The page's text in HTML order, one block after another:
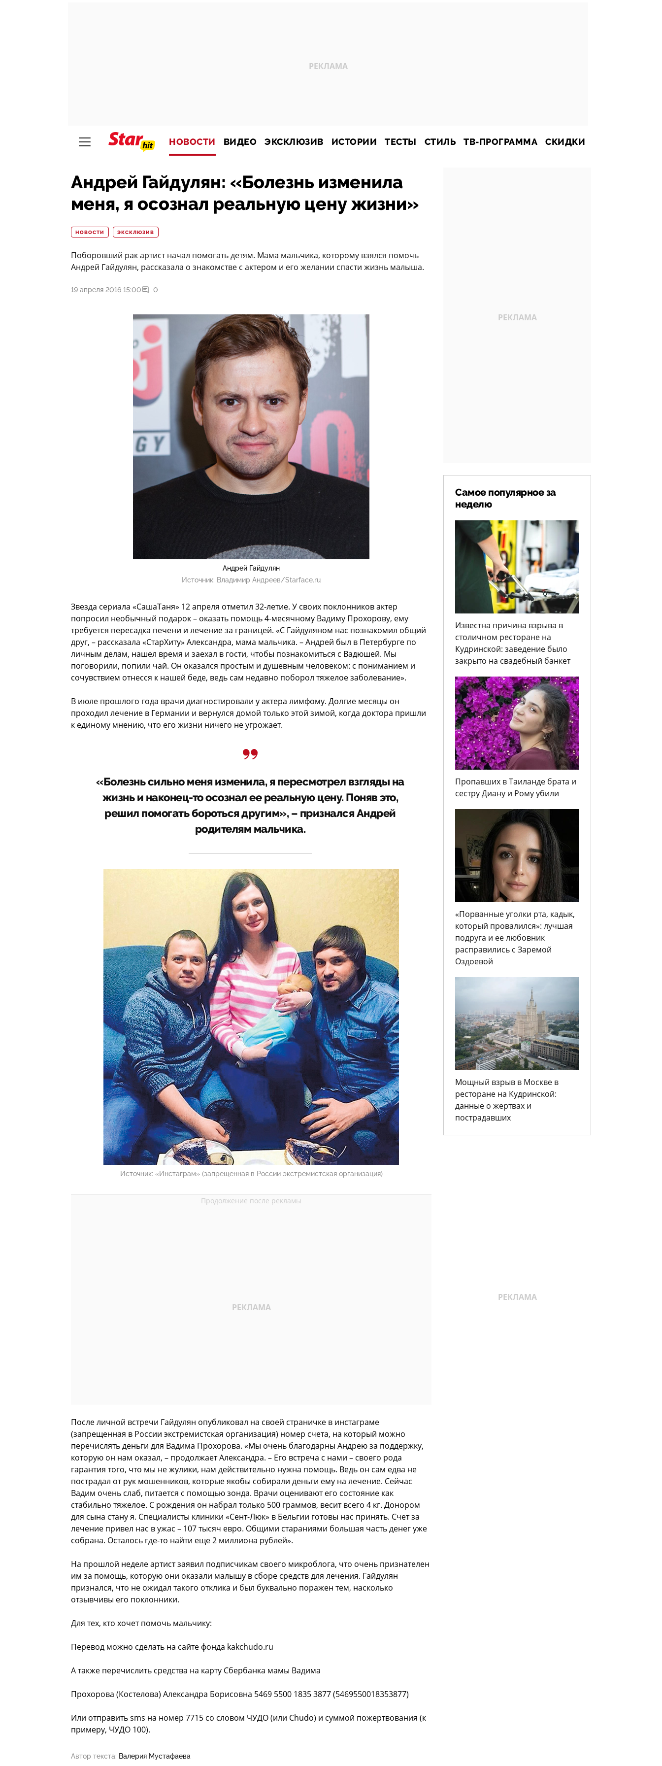
НОВОСТИ ВИДЕО ЭКСКЛЮЗИВ ИСТОРИИ ТЕСТЫ СТИЛЬ ТВ-ПРОГРАММА СКИДКИ
Андрей Гайдулян: «Болезнь изменила
меня, я осознал реальную цену жизни»
НОВОСТИ ЭКСКЛЮЗИВ
Поборовший рак артист начал помогать детям. Мама мальчика, которому взялся помочь
Андрей Гайдулян, рассказала о знакомстве с актером и его желании спасти жизнь малыша.
19 апреля 2016 15:00 0
Андрей Гайдулян
Источник: Владимир Андреев/Starface.ru
Звезда сериала «СашаТаня» 12 апреля отметил 32-летие. У своих поклонников актер
попросил необычный подарок – оказать помощь 4-месячному Вадиму Прохорову, ему
требуется пересадка печени и лечение за границей. «С Гайдуляном нас познакомил общий
друг, – рассказала «СтарХиту» Александра, мама мальчика. – Андрей был в Петербурге по
личным делам, нашел время и заехал в гости, чтобы познакомиться с Вадюшей. Мы
поговорили, попили чай. Он оказался простым и душевным человеком: с пониманием и
сочувствием отнесся к нашей беде, ведь сам недавно поборол тяжелое заболевание».
В июле прошлого года врачи диагностировали у актера лимфому. Долгие месяцы он
проходил лечение в Германии и вернулся домой только этой зимой, когда доктора пришли
к единому мнению, что его жизни ничего не угрожает.
«Болезнь сильно меня изменила, я пересмотрел взгляды на
жизнь и наконец-то осознал ее реальную цену. Поняв это,
решил помогать бороться другим», – признался Андрей
родителям мальчика.
Источник: «Инстаграм» (запрещенная в России экстремистская организация)
После личной встречи Гайдулян опубликовал на своей страничке в инстаграме
(запрещенная в России экстремистская организация) номер счета, на который можно
перечислять деньги для Вадима Прохорова. «Мы очень благодарны Андрею за поддержку,
которую он нам оказал, – продолжает Александра. – Его встреча с нами – своего рода
гарантия того, что мы не жулики, нам действительно нужна помощь. Ведь он сам едва не
пострадал от рук мошенников, которые якобы собирали деньги ему на лечение. Сейчас
Вадим очень слаб, питается с помощью зонда. Врачи оценивают его состояние как
стабильно тяжелое. С рождения он набрал только 500 граммов, весит всего 4 кг. Донором
для сына стану я. Специалисты клиники «Сент-Люк» в Бельгии готовы нас принять. Счет за
лечение привел нас в ужас – 107 тысяч евро. Общими стараниями большая часть денег уже
собрана. Осталось где-то найти еще 2 миллиона рублей».
На прошлой неделе артист заявил подписчикам своего микроблога, что очень признателен
им за помощь, которую они оказали малышу в сборе средств для лечения. Гайдулян
признался, что не ожидал такого отклика и был буквально поражен тем, насколько
отзывчивы его поклонники.
Для тех, кто хочет помочь мальчику:
Перевод можно сделать на сайте фонда kakchudo.ru
А также перечислить средства на карту Сбербанка мамы Вадима
Прохорова (Костелова) Александра Борисовна 5469 5500 1835 3877 (5469550018353877)
Или отправить sms на номер 7715 со словом ЧУДО (или Chudo) и суммой пожертвования (к
примеру, ЧУДО 100).
Автор текста: Валерия Мустафаева
Самое популярное за
неделю
Известна причина взрыва в
столичном ресторане на
Кудринской: заведение было
закрыто на свадебный банкет
Пропавших в Таиланде брата и
сестру Диану и Рому убили
«Порванные уголки рта, кадык,
который провалился»: лучшая
подруга и ее любовник
расправились с Заремой
Оздоевой
Мощный взрыв в Москве в
ресторане на Кудринской:
данные о жертвах и
пострадавших